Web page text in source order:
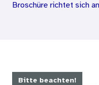
Broschüre richtet sich
Bitte beachten!